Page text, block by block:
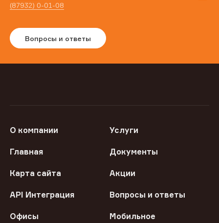
(87932) 0-01-08
Вопросы и ответы
О компании Услуги
Главная Документы
Карта сайта Акции
API Интеграция Вопросы и ответы
Офисы
Мобильное